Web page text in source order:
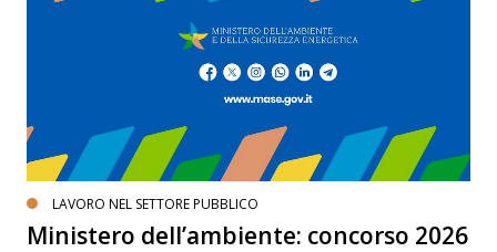
LAVORO NEL SETTORE PUBBLICO
Ministero dell’ambiente: concorso 2026